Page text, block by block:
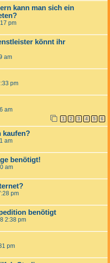
kann man sich ein
pm
könnt ihr
am
pm
am
1 2 3 4 5 6
kaufen?
am
benötigt!
am
pm
benötigt
2:38 pm
pm